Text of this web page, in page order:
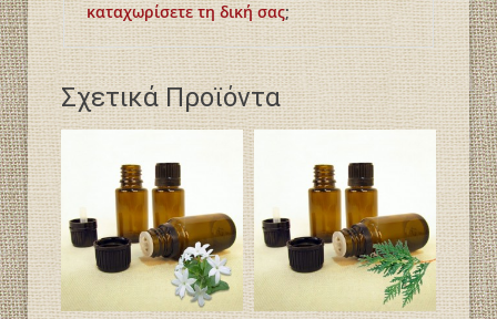
καταχωρίσετε τη δική σας;
Σχετικά Προϊόντα